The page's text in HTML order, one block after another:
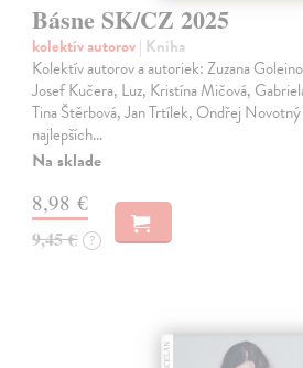
Básne SK/CZ 2025
kolektív autorov| Kniha
Kolektív autorov a autoriek: Zuzana
Josef Kučera, Luz, Kristína Mičová,
Tina Štěrbová, Jan Trtílek, Ondřej
najlepších…
Na sklade
8,98 €
9,45 € ?